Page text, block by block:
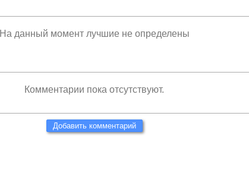
На данный момент лучшие не определены
Комментарии пока отсутствуют.
Добавить комментарий